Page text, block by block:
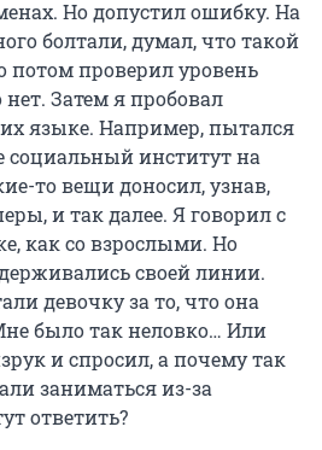
Но допустил ошибку. На
болтали, думал, что такой
потом проверил уровень
Затем я пробовал
языке. Например, пытался
социальный институт на
то вещи доносил, узнав,
и так далее. Я говорил с
как со взрослыми. Но
своей линии.
девочку за то, что она
было так неловко… Или
и спросил, а почему так
заниматься из-за
ответить?